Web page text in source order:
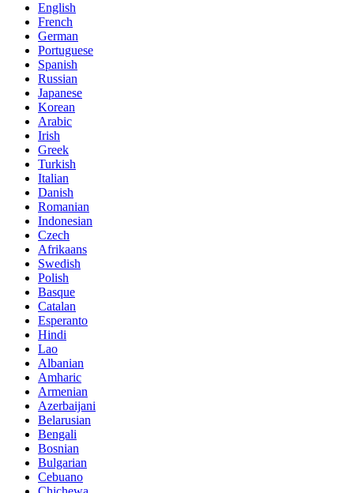
English
French
German
Portuguese
Spanish
Russian
Japanese
Korean
Arabic
Irish
Greek
Turkish
Italian
Danish
Romanian
Indonesian
Czech
Afrikaans
Swedish
Polish
Basque
Catalan
Esperanto
Hindi
Lao
Albanian
Amharic
Armenian
Azerbaijani
Belarusian
Bengali
Bosnian
Bulgarian
Cebuano